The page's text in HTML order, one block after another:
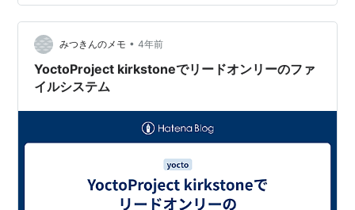
は、データの書き換えを防ぐ2つの方法と、それらを活用
した次世代ECにおける実用例を紹介します。 データの書
き換えを防ぎたい場面 データの書き換えを防ぐ2つの方
法 1. Readonly型を自前で定義する 2. Linterで…
みつきんのメモ • 4年前
YoctoProject kirkstoneでリードオンリーのファ
イルシステム